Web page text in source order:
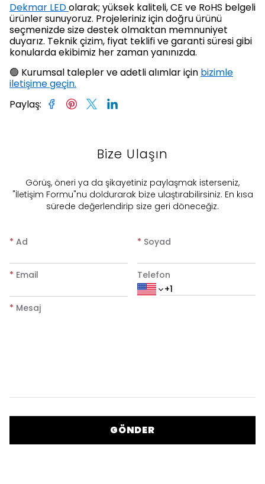
Dekmar LEDolarak; yüksek kaliteli, CE ve RoHS belgeli
ürünler sunuyoruz. Projeleriniz için doğru ürünü
seçmenizde size destek olmaktan memnuniyet
duyarız. Teknik çizim, fiyat teklifi ve garanti süresi gibi
konularda ekibimiz her zaman yanınızda.
🟢 Kurumsal talepler ve adetli alımlar için bizimle
iletişime geçin.
Paylaş:
Bize Ulaşın
​Görüş, öneri ya da şikayetiniz paylaşmak isterseniz,
"İletişim Formu"nu doldurarak bize ulaştırabilirsiniz. En kısa
sürede değerlendirip size geri döneceğiz.
* Ad * Soyad
* Email Telefon
* Mesaj
GÖNDER